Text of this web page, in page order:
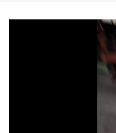
26+32号化妆级白油